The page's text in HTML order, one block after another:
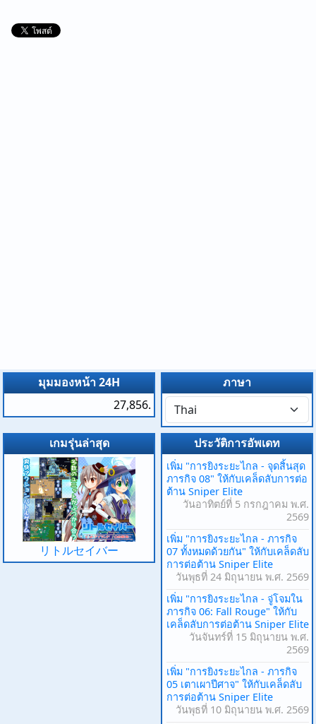
มุมมองหน้า 24H
27,856.
ภาษา
เกมรุ่นล่าสุด
リトルセイバー
ประวัติการอัพเดท
เพิ่ม "การยิงระยะไกล - จุดสิ้นสุด
ภารกิจ 08" ให้กับเคล็ดลับการต่อ
ต้าน Sniper Elite
วันอาทิตย์ที่ 5 กรกฎาคม พ.ศ.
2569
เพิ่ม "การยิงระยะไกล - ภารกิจ
07 ทั้งหมดด้วยกัน" ให้กับเคล็ดลับ
การต่อต้าน Sniper Elite
วันพุธที่ 24 มิถุนายน พ.ศ. 2569
เพิ่ม "การยิงระยะไกล - จู่โจมใน
ภารกิจ 06: Fall Rouge" ให้กับ
เคล็ดลับการต่อต้าน Sniper Elite
วันจันทร์ที่ 15 มิถุนายน พ.ศ.
2569
เพิ่ม "การยิงระยะไกล - ภารกิจ
05 เตาเผาปีศาจ" ให้กับเคล็ดลับ
การต่อต้าน Sniper Elite
วันพุธที่ 10 มิถุนายน พ.ศ. 2569